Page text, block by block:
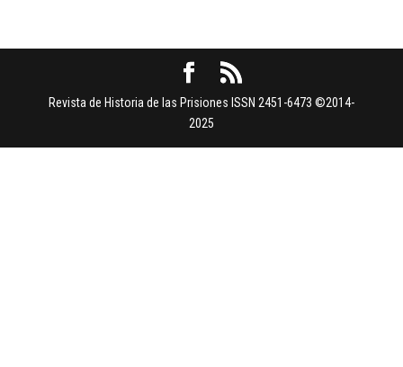
Revista de Historia de las Prisiones ISSN 2451-6473 ©2014-
2025